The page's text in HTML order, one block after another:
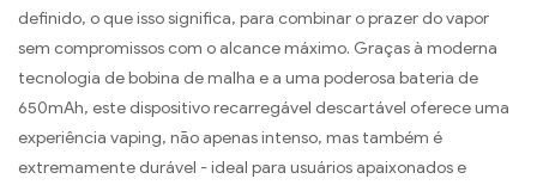
definido, o que isso significa, para combinar o prazer do vapor
sem compromissos com o alcance máximo. Graças à moderna
tecnologia de bobina de malha e a uma poderosa bateria de
650mAh, este dispositivo recarregável descartável oferece uma
experiência vaping, não apenas intenso, mas também é
extremamente durável - ideal para usuários apaixonados e